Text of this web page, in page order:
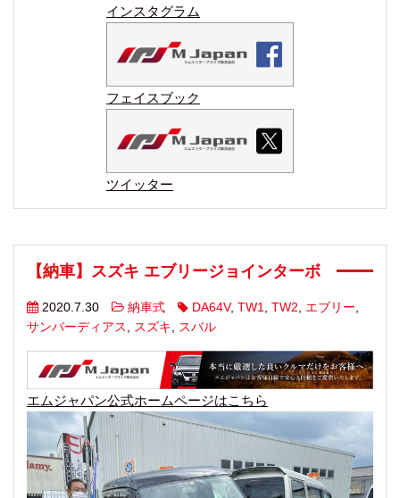
インスタグラム
フェイスブック
ツイッター
【納車】スズキ エブリージョインターボ
2020.7.30 納車式 DA64V, TW1, TW2, エブリー,
サンバーディアス , スズキ, スバル
エムジャパン公式ホームページはこちら